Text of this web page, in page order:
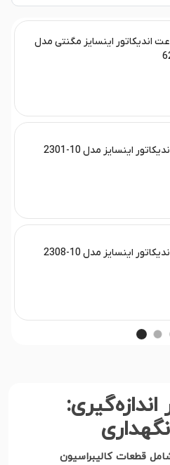
اندیکاتور اینسایز مگنتی مدل
اینسایز مدل 10-2301
اینسایز مدل 10-2308
اندازه‌گیری:
شامل قطعات کالیبراسیون